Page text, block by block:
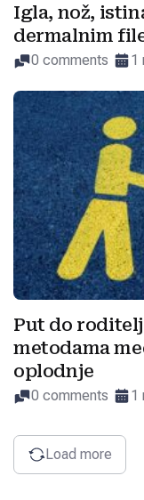
Igla, nož,
dermalnim
0 comments 1
Put do
metodama
oplodnje
0 comments 1
Load more